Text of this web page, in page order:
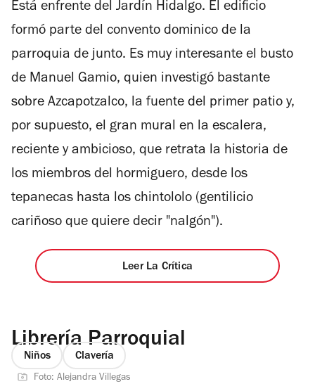
5
estrellas
Está enfrente del Jardín Hidalgo. El edificio
formó parte del convento dominico de la
parroquia de junto. Es muy interesante el busto
de Manuel Gamio, quien investigó bastante
sobre Azcapotzalco, la fuente del primer patio y,
por supuesto, el gran mural en la escalera,
reciente y ambicioso, que retrata la historia de
los miembros del hormiguero, desde los
tepanecas hasta los chintololo (gentilicio
cariñoso que quiere decir "nalgón").
Leer La Crítica
Librería Parroquial
Niños Clavería
Foto: Alejandra Villegas